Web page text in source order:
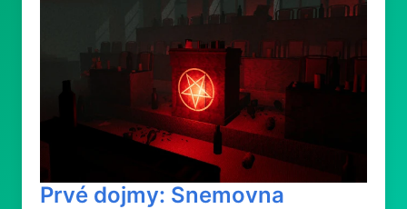
Prvé dojmy: Snemovna